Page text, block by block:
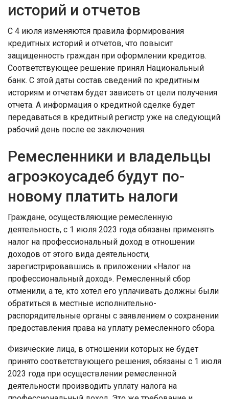
историй и отчетов
С 4 июля изменяются правила формирования
кредитных историй и отчетов, что повысит
защищенность граждан при оформлении кредитов.
Соответствующее решение принял Национальный
банк. С этой даты состав сведений по кредитным
историям и отчетам будет зависеть от цели получения
отчета. А информация о кредитной сделке будет
передаваться в кредитный регистр уже на следующий
рабочий день после ее заключения.
Ремесленники и владельцы
агроэкоусадеб будут по-
новому платить налоги
Граждане, осуществляющие ремесленную
деятельность, с 1 июля 2023 года обязаны применять
налог на профессиональный доход в отношении
доходов от этого вида деятельности,
зарегистрировавшись в приложении «Налог на
профессиональный доход». Ремесленный сбор
отменили, а те, кто хотел его уплачивать должны были
обратиться в местные исполнительно-
распорядительные органы с заявлением о сохранении
предоставления права на уплату ремесленного сбора.
Физические лица, в отношении которых не будет
принято соответствующего решения, обязаны с 1 июля
2023 года при осуществлении ремесленной
деятельности производить уплату налога на